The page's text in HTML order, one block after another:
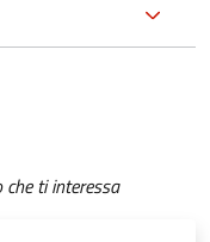
che ti interessa